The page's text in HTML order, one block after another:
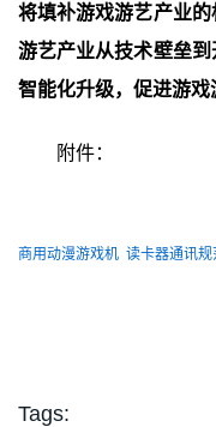
将填补游戏游艺产业的
游艺产业从技术壁垒到
智能化升级，促进游戏
附件：
商用动漫游戏机 读卡器通讯规
Tags: